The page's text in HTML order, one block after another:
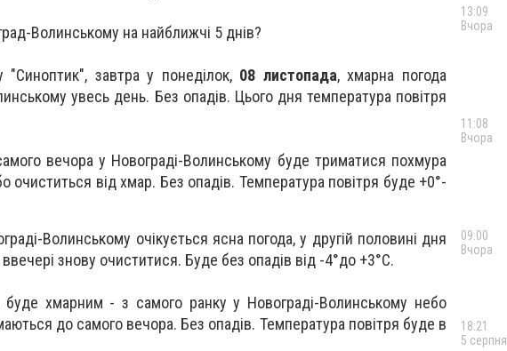
Волинському на найближчі 5 днів?
"Синоптик", завтра у понеділок, 08 листопада,хмарна погода
увесь день. Без опадів. Цього дня температура повітря
вечора у Новограді-Волинському буде триматися похмура
очиститься від хмар. Без опадів. Температура повітря буде +0°-
Волинському очікується ясна погода, у другій половині дня
знову очиститися. Буде без опадів від -4°до +3°С.
буде хмарним - з самого ранку у Новограді-Волинському небо
до самого вечора. Без опадів. Температура повітря буде в
13:09
Вчора
11:08
Вчора
09:00
Вчора
18:21
5 серпня